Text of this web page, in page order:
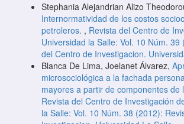
Stephania Alejandrian Alizo
Internormatividad de los costos
petroleros. , Revista del Centro de
Universidad la Salle: Vol. 10 Núm. 39
del Centro de Investigacion.
Blanca De Lima, Joelanet Álvarez,
microsociológica a la fachada
mayores a partir de componentes de
Revista del Centro de Investigación
la Salle: Vol. 10 Núm. 38 (2012):